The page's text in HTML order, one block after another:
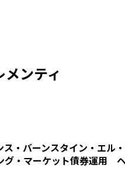
ンティ
ス・バーンスタイン・エル
グ・マーケット債券運用